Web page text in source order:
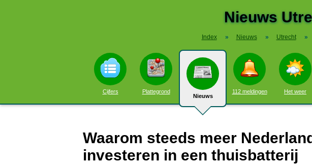
Nieuws
Index » Nieuws » Utrecht »
Cijfers Plattegrond
Nieuws
112 meldingen Het weer
Waarom steeds meer
investeren in een thuisbatterij